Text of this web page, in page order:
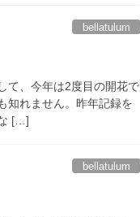
bellatulum
て、今年は2度目の開花で
知れません。昨年記録を
[…]
bellatulum